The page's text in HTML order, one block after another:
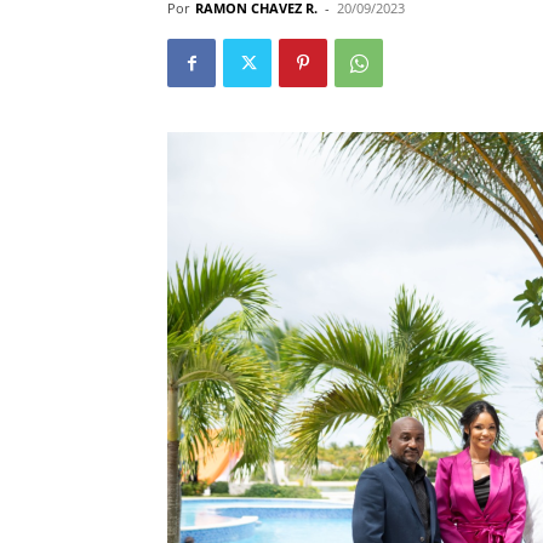
Por RAMON CHAVEZ R. - 20/09/2023